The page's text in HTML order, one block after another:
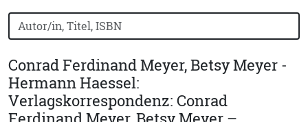
Bücher nach Buchtitel, Autorennamen oder ISBN
Conrad Ferdinand Meyer, Betsy Meyer -
Hermann Haessel:
Verlagskorrespondenz: Conrad